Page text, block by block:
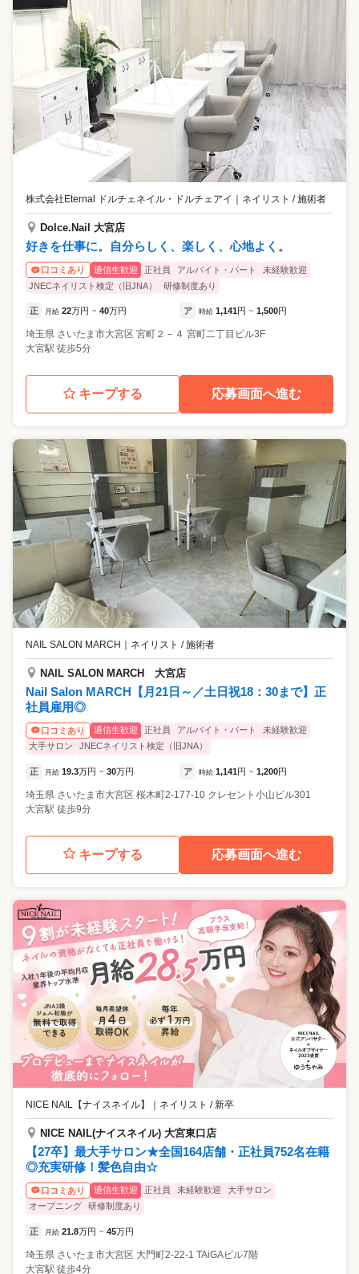
株式会社Eternal ドルチェネイル・ドルチェアイ ネイリスト / 施術者
Dolce.Nail 大宮店
好きを仕事に。自分らしく、楽しく、心地よく。
口コミあり 通信生歓迎 正社員 アルバイト・パート
未経験歓迎
JNECネイリスト検定（旧JNA）
研修制度あり
正 月給 22万円 ~ 40万円 ア 時給 1,141円 ~ 1,500円
埼玉県 さいたま市大宮区 宮町２－４ 宮町二丁目ビル3F
大宮駅 徒歩5分
キープする 応募画面へ進む
NAIL SALON MARCH ｜ ネイリスト / 施術者
NAIL SALON MARCH 大宮店
Nail Salon MARCH【月21日～／土日祝18：30まで】正
社員雇用◎
口コミあり 通信生歓迎 正社員 アルバイト・パート
未経験歓迎
大手サロン
JNECネイリスト検定（旧JNA）
正 月給 19.3万円 ~ 30万円 ア 時給 1,141円 ~ 1,200円
埼玉県 さいたま市大宮区 桜木町2-177-10 クレセント小山ビル301
大宮駅 徒歩9分
キープする 応募画面へ進む
NICE NAIL【ナイスネイル】 ネイリスト / 新卒
NICE NAIL(ナイスネイル) 大宮東口店
【27卒】最大手サロン★全国164店舗・正社員752名在籍
◎充実研修！髪色自由☆
口コミあり 通信生歓迎 正社員 未経験歓迎
大手サロン
オープニング
研修制度あり
正 月給 21.8万円 ~ 45万円
埼玉県 さいたま市大宮区 大門町2-22-1 TAiGAビル7階
大宮駅 徒歩4分